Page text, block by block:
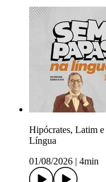
Hipócrates, Latim e
Língua
01/08/2026
4min